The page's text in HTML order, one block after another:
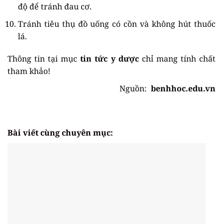
độ để tránh đau cơ.
Tránh tiêu thụ đồ uống có cồn và không hút thuốc
lá.
Thông tin tại mụctin tức y dượcchỉ mang tính chất
tham khảo!
Nguồn: benhhoc.edu.vn
Bài viết cùng chuyên mục: